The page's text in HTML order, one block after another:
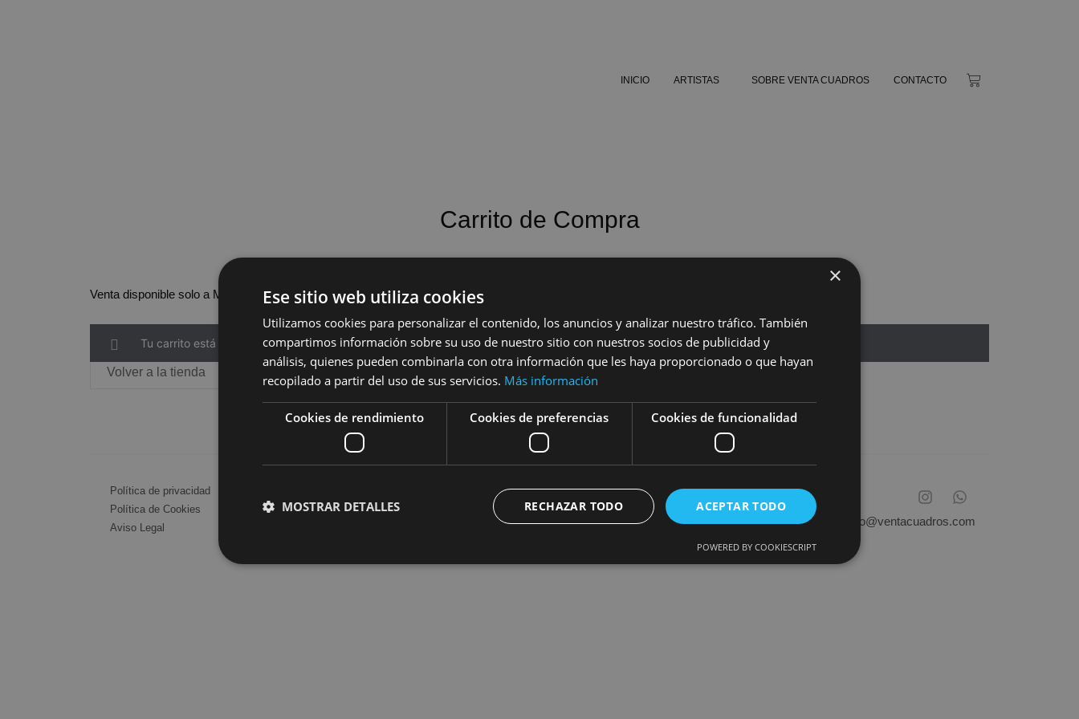
INICIO ARTISTAS SOBRE VENTA CUADROS CONTACTO
Carrito de Compra
Venta disponible solo a Madrid
Tu carrito está vacío.
Volver a la tienda
Política de privacidad
Política de Cookies
Aviso Legal
info@ventacuadros.com
×
Ese sitio web utiliza cookies
Utilizamos cookies para personalizar el contenido, los anuncios y analizar nuestro tráfico. También
compartimos información sobre su uso de nuestro sitio con nuestros socios de publicidad y
análisis, quienes pueden combinarla con otra información que les haya proporcionado o que hayan
recopilado a partir del uso de sus servicios. Más información
Cookies de rendimiento Cookies de preferencias Cookies de funcionalidad
ACEPTAR TODO
RECHAZAR TODO
MOSTRAR DETALLES
POWERED BY COOKIESCRIPT